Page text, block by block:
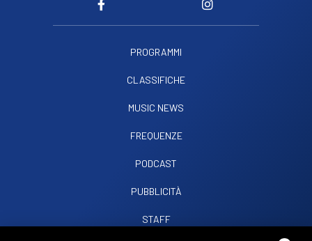
PROGRAMMI
CLASSIFICHE
MUSIC NEWS
FREQUENZE
PODCAST
PUBBLICITÀ
STAFF